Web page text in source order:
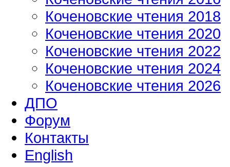
Коченовские чтения 2018
Коченовские чтения 2020
Коченовские чтения 2022
Коченовские чтения 2024
Коченовские чтения 2026
ДПО
Форум
Контакты
English